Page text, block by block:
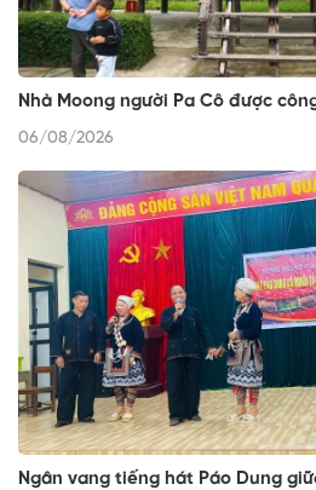
Nhà Moong người Pa Cô được
06/08/2026
Ngân vang tiếng hát Páo Dung